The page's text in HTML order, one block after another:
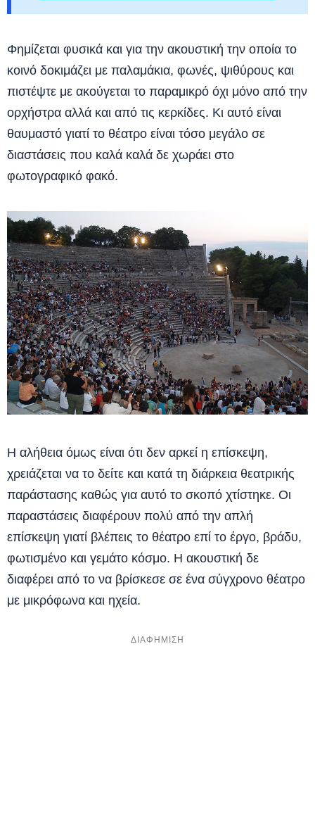
Φημίζεται φυσικά και για την ακουστική την οποία το
κοινό δοκιμάζει με παλαμάκια, φωνές, ψιθύρους και
πιστέψτε με ακούγεται το παραμικρό όχι μόνο από την
ορχήστρα αλλά και από τις κερκίδες. Κι αυτό είναι
θαυμαστό γιατί το θέατρο είναι τόσο μεγάλο σε
διαστάσεις που καλά καλά δε χωράει στο
φωτογραφικό φακό.
Η αλήθεια όμως είναι ότι δεν αρκεί η επίσκεψη,
χρειάζεται να το δείτε και κατά τη διάρκεια θεατρικής
παράστασης καθώς για αυτό το σκοπό χτίστηκε. Οι
παραστάσεις διαφέρουν πολύ από την απλή
επίσκεψη γιατί βλέπεις το θέατρο επί το έργο, βράδυ,
φωτισμένο και γεμάτο κόσμο. Η ακουστική δε
διαφέρει από το να βρίσκεσε σε ένα σύγχρονο θέατρο
με μικρόφωνα και ηχεία.